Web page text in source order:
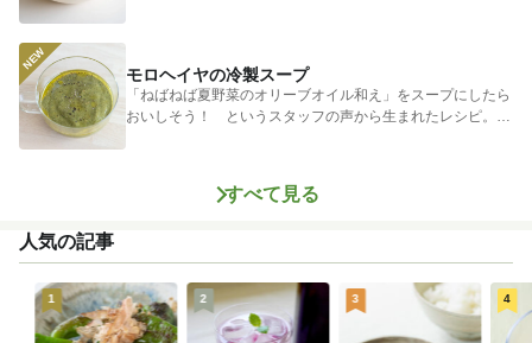
モロヘイヤの冷製スープ
「ねばねば夏野菜のオリーブオイル和え」をスープにしたら
おいしそう！ というスタッフの声から生まれたレシピ。つ
すべて見る
人気の記事
1 2 3 4